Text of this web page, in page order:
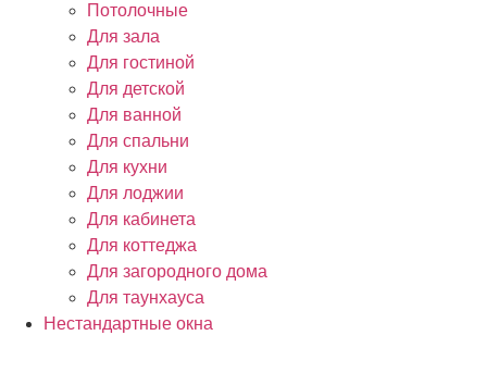
Потолочные
Для зала
Для гостиной
Для детской
Для ванной
Для спальни
Для кухни
Для лоджии
Для кабинета
Для коттеджа
Для загородного дома
Для таунхауса
Нестандартные окна